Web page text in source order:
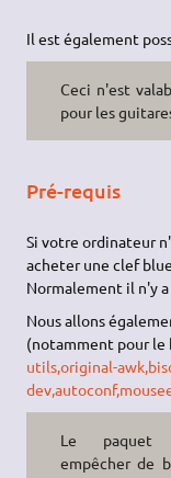
Il est également
Ceci n'est
pour les
Pré-requis
Si votre ordinateur
acheter une clef
Normalement il n'y a
Nous allons
(notamment pour
utils,original-
Le paquet
empêcher de